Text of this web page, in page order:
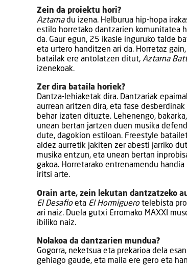
Zein da proiektu hori?
Aztarnadu izena. Helburua hip-hopa
estilo horretako dantzarien komunitatea
da. Gaur egun, 25 ikasle inguruko talde
eta urtero handitzen ari da. Horretaz
batailak ere antolatzen ditut, Aztarna
izenekoak.
Zer dira bataila horiek?
Dantza-lehiaketak dira. Dantzariak
aurrean aritzen dira, eta fase
behar izaten dituzte. Lehenengo, bakarka,
unean bertan jartzen duen musika
dute, dagokion estiloan. Freestyle
aldez aurretik jakiten zer abesti jarriko
musika entzun, eta unean bertan
gakoa. Horretarako entrenamendu
iritsi arte.
Orain arte, zein lekutan dantzatzeko
El Desafioeta El Hormiguerotelebista
ari naiz. Duela gutxi Erromako MAXXI
ibiliko naiz.
Nolakoa da dantzarien mundua?
Gogorra, neketsua eta prekarioa dela
gehiago gaude, eta maila ere gero eta